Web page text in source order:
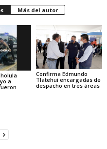
Más del autor
a
Confirma Edmundo
Tlatehui encargadas de
despacho en tres áreas